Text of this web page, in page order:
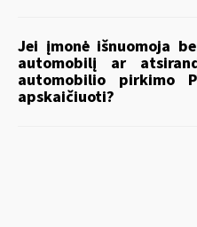
Jei įmonė išnuomoja
automobilį ar
automobilio pirkimo
apskaičiuoti?